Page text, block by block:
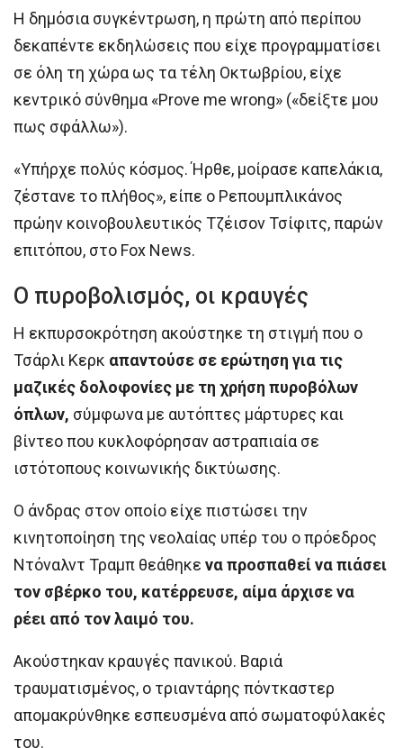
Η δημόσια συγκέντρωση, η πρώτη από περίπου
δεκαπέντε εκδηλώσεις που είχε προγραμματίσει
σε όλη τη χώρα ως τα τέλη Οκτωβρίου, είχε
κεντρικό σύνθημα «Prove me wrong» («δείξτε μου
πως σφάλλω»).
«Υπήρχε πολύς κόσμος. Ήρθε, μοίρασε καπελάκια,
ζέστανε το πλήθος», είπε ο Ρεπουμπλικάνος
πρώην κοινοβουλευτικός Τζέισον Τσίφιτς, παρών
επιτόπου, στο Fox News.
Ο πυροβολισμός, οι κραυγές
Η εκπυρσοκρότηση ακούστηκε τη στιγμή που ο
Τσάρλι Κερκ απαντούσε σε ερώτηση για τις
μαζικές δολοφονίες με τη χρήση πυροβόλων
όπλων, σύμφωνα με αυτόπτες μάρτυρες και
βίντεο που κυκλοφόρησαν αστραπιαία σε
ιστότοπους κοινωνικής δικτύωσης.
Ο άνδρας στον οποίο είχε πιστώσει την
κινητοποίηση της νεολαίας υπέρ του ο πρόεδρος
Ντόναλντ Τραμπ θεάθηκε να προσπαθεί να πιάσει
τον σβέρκο του, κατέρρευσε, αίμα άρχισε να
ρέει από τον λαιμό του.
Ακούστηκαν κραυγές πανικού. Βαριά
τραυματισμένος, ο τριαντάρης πόντκαστερ
απομακρύνθηκε εσπευσμένα από σωματοφύλακές
του.